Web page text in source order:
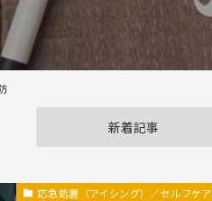
新着記事
応急処置（アイシング）／セルフケア